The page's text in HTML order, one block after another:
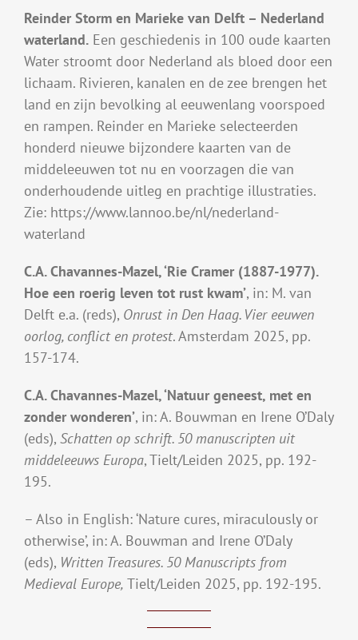
Reinder Storm en Marieke van Delft – Nederland
waterland.Een geschiedenis in 100 oude kaarten
Water stroomt door Nederland als bloed door een
lichaam. Rivieren, kanalen en de zee brengen het
land en zijn bevolking al eeuwenlang voorspoed
en rampen. Reinder en Marieke selecteerden
honderd nieuwe bijzondere kaarten van de
middeleeuwen tot nu en voorzagen die van
onderhoudende uitleg en prachtige illustraties.
Zie: https://www.lannoo.be/nl/nederland-
waterland
C.A. Chavannes-Mazel, ‘Rie Cramer (1887-1977).
Hoe een roerig leven tot rust kwam’, in: M. van
Delft e.a. (reds), Onrust in Den Haag. Vier eeuwen
oorlog, conflict en protest. Amsterdam 2025, pp.
157-174.
C.A. Chavannes-Mazel, ‘Natuur geneest, met en
zonder wonderen’, in: A. Bouwman en Irene O’Daly
(eds), Schatten op schrift. 50 manuscripten uit
middeleeuws Europa, Tielt/Leiden 2025, pp. 192-
195.
– Also in English: ‘Nature cures, miraculously or
otherwise’, in: A. Bouwman and Irene O’Daly
(eds), Written Treasures. 50 Manuscripts from
Medieval Europe, Tielt/Leiden 2025, pp. 192-195.